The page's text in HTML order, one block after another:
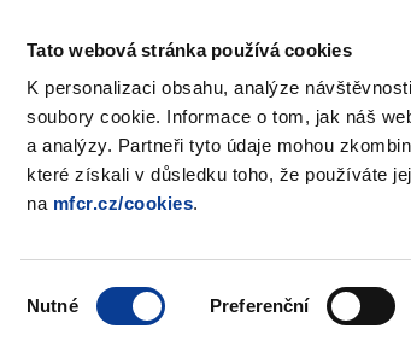
Tato webová stránka používá cookies
K personalizaci obsahu, analýze
soubory cookie. Informace o tom, jak náš
a analýzy. Partneři tyto údaje mohou
které získali v důsledku toho, že používáte
na mfcr.cz/cookies.
Nutné Preferenční
státní dluhopisy
Stabilita, Spolehlivost, Důvěryhodnost
submenu
investovat